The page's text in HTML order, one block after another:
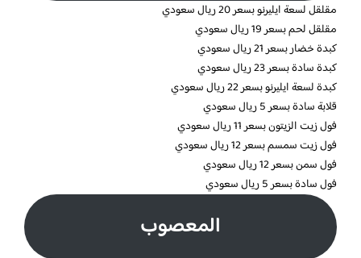
مقلقل لسعة ايليرنو بسعر 20 ريال سعودي
مقلقل لحم بسعر 19 ريال سعودي
كبدة خضار بسعر 21 ريال سعودي
كبدة سادة بسعر 23 ريال سعودي
كبدة لسعة ايليرنو بسعر 22 ريال سعودي
قلابة سادة بسعر 5 ريال سعودي
فول زيت الزيتون بسعر 11 ريال سعودي
فول زيت سمسم بسعر 12 ريال سعودي
فول سمن بسعر 12 ريال سعودي
فول سادة بسعر 5 ريال سعودي
المعصوب